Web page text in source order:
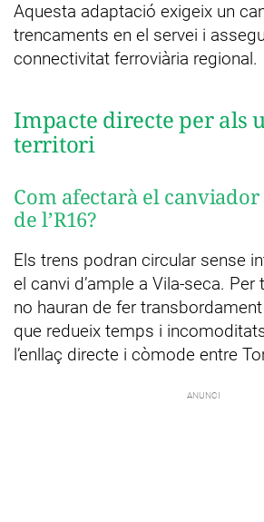
Aquesta adaptació exigeix un
trencaments en el servei i
connectivitat ferroviària regional.
Impacte directe per als
territori
Com afectarà el
de l’R16?
Els trens podran circular sense
el canvi d’ample a Vila-seca. Per
no hauran de fer
que redueix temps i
l’enllaç directe i còmode entre